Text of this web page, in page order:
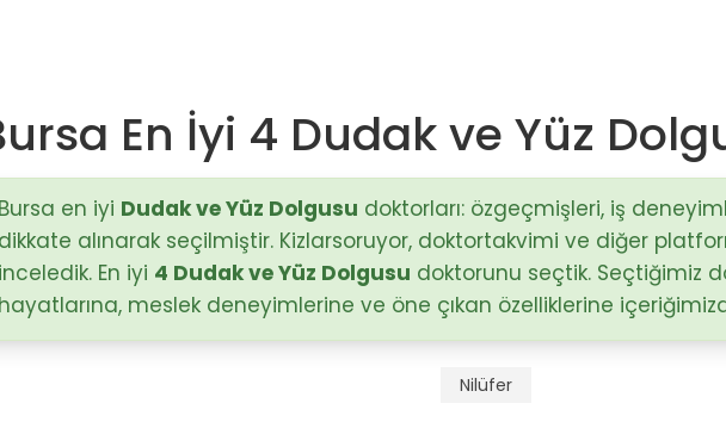
Kadın Doğum
Ortopedi
Cildiye (Dermatoloji)
Kulak Burun Boğaz hastalıkları
- KBB
Doç. Dr. Hakan Nazik
Adana / Seyhan
Op. Dr. Fatma Esin Karçin
En İyi 4 Dudak ve Yüz
Bursa en iyi Dudak ve Yüz Dolgusu doktorları: özgeçmişleri, iş
dikkate alınarak seçilmiştir. Kizlarsoruyor, doktortakvimi ve diğer
inceledik. En iyi 4 Dudak ve Yüz Dolgusu doktorunu seçtik. Seçtiğimiz
hayatlarına, meslek deneyimlerine ve öne çıkan özelliklerine
Nilüfer